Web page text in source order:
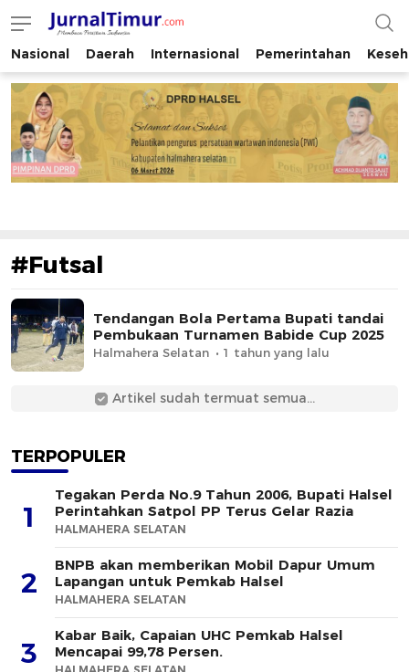
JurnalTimur.com
Membaca Peristiwa Indonesia
Nasional Daerah Internasional Pemerintahan
#Futsal
Tendangan Bola Pertama Bupati tandai
Pembukaan Turnamen Babide Cup 2025
Halmahera Selatan 1 tahun yang lalu
Artikel sudah termuat semua...
TERPOPULER
1
Tegakan Perda No.9 Tahun 2006, Bupati Halsel
Perintahkan Satpol PP Terus Gelar Razia
HALMAHERA SELATAN
2
BNPB akan memberikan Mobil Dapur Umum
Lapangan untuk Pemkab Halsel
HALMAHERA SELATAN
3
Kabar Baik, Capaian UHC Pemkab Halsel
Mencapai 99,78 Persen.